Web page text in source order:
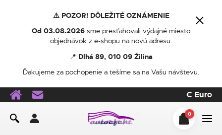
⚠️ POZOR! DÔLEŽITÉ OZNÁMENIE
Od 03.08.2026 sme presťahovali výdajné miesto
objednávok z e-shopu na novú adresu:
📍 Dlhá 89, 010 09 Žilina
Ďakujeme za pochopenie a tešíme sa na Vašu návštevu.
€ Euro
0